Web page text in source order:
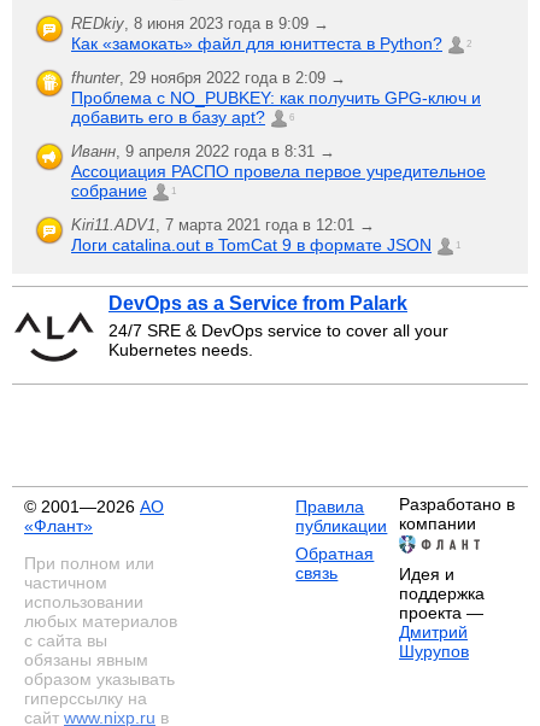
REDkiy, 8 июня 2023 года в 9:09 →
Как «замокать» файл для юниттеста в Python? 2
fhunter, 29 ноября 2022 года в 2:09 →
Проблема с NO_PUBKEY: как получить GPG-ключ и
добавить его в базу apt?
6
Иванн, 9 апреля 2022 года в 8:31 →
Ассоциация РАСПО провела первое учредительное
собрание
1
Kiri11.ADV1, 7 марта 2021 года в 12:01 →
Логи catalina.out в TomCat 9 в формате JSON 1
DevOps as a Service from Palark
24/7 SRE & DevOps service to cover all your
Kubernetes needs.
© 2001—2026 АО
«Флант»
При полном или
частичном
использовании
любых материалов
с сайта вы
обязаны явным
образом указывать
гиперссылку на
сайт www.nixp.ru в
Правила
публикации
Обратная
связь
Разработано в
компании
Идея и
поддержка
проекта —
Дмитрий
Шурупов